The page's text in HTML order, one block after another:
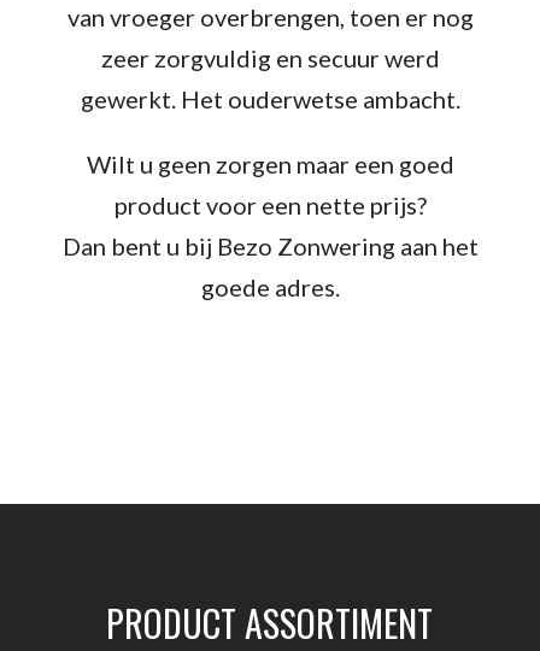
van vroeger overbrengen, toen er nog
zeer zorgvuldig en secuur werd
gewerkt. Het ouderwetse ambacht.
Wilt u geen zorgen maar een goed
product voor een nette prijs?
Dan bent u bij Bezo Zonwering aan het
goede adres.
PRODUCT ASSORTIMENT